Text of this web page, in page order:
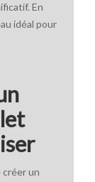
En
idéal pour
un